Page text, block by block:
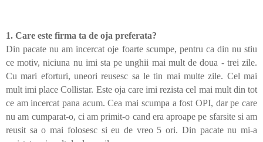
1. Care este firma ta de oja preferata?
Din pacate nu am incercat oje foarte scumpe, pentru ca din nu stiu
ce motiv, niciuna nu imi sta pe unghii mai mult de doua - trei zile.
Cu mari eforturi, uneori reusesc sa le tin mai multe zile. Cel mai
mult imi place Collistar. Este oja care imi rezista cel mai mult din tot
ce am incercat pana acum. Cea mai scumpa a fost OPI, dar pe care
nu am cumparat-o, ci am primit-o cand era aproape pe sfarsite si am
reusit sa o mai folosesc si eu de vreo 5 ori. Din pacate nu mi-a